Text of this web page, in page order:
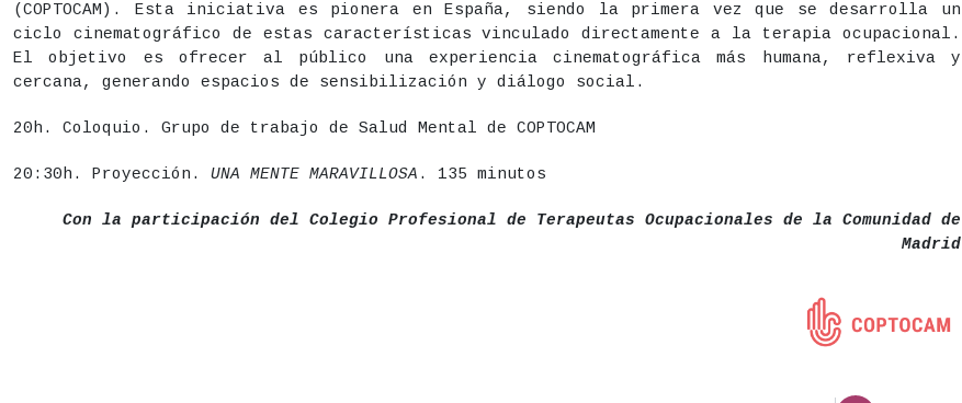
Precio
Gratuito
(COPTOCAM). Esta iniciativa es pionera en España, siendo la primera vez que se desarrolla un
ciclo cinematográfico de estas características vinculado directamente a la terapia ocupacional.
El objetivo es ofrecer al público una experiencia cinematográfica más humana, reflexiva y
cercana, generando espacios de sensibilización y diálogo social.
20h. Coloquio. Grupo de trabajo de Salud Mental de COPTOCAM
20:30h. Proyección. UNA MENTE MARAVILLOSA . 135 minutos
Con la participación del Colegio Profesional de Terapeutas Ocupacionales de la Comunidad de
Madrid